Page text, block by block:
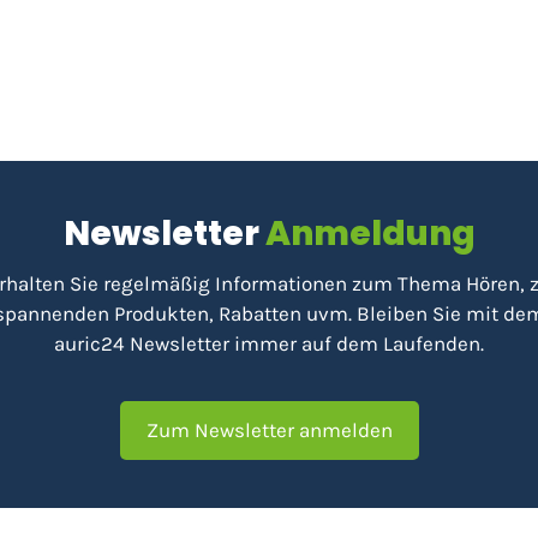
NewsletterAnmeldung
Sie regelmäßig Informationen zum Thema Hören,
Produkten, Rabatten uvm. Bleiben Sie mit
auric24 Newsletter immer auf dem Laufenden.
Zum Newsletter anmelden